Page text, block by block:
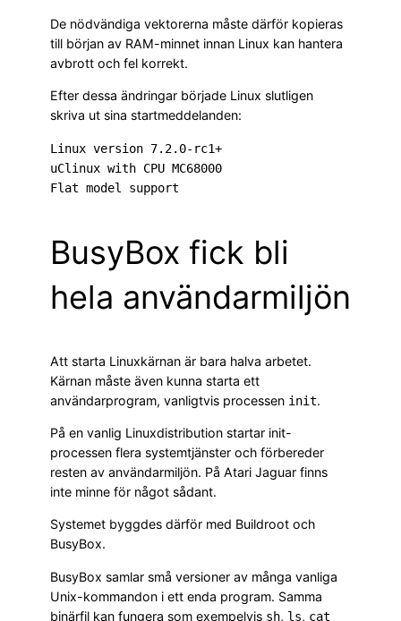
De nödvändiga vektorerna måste därför kopieras
till början av RAM-minnet innan Linux kan hantera
avbrott och fel korrekt.
Efter dessa ändringar började Linux slutligen
skriva ut sina startmeddelanden:
Linux version 7.2.0-rc1+
uClinux with CPU MC68000
BusyBox fick bli
hela användarmiljön
Att starta Linuxkärnan är bara halva arbetet.
Kärnan måste även kunna starta ett
användarprogram, vanligtvis processen init.
På en vanlig Linuxdistribution startar init-
processen flera systemtjänster och förbereder
resten av användarmiljön. På Atari Jaguar finns
inte minne för något sådant.
Systemet byggdes därför med Buildroot och
BusyBox.
BusyBox samlar små versioner av många vanliga
Unix-kommandon i ett enda program. Samma
binärfil kan fungera som exempelvis sh, ls, cat